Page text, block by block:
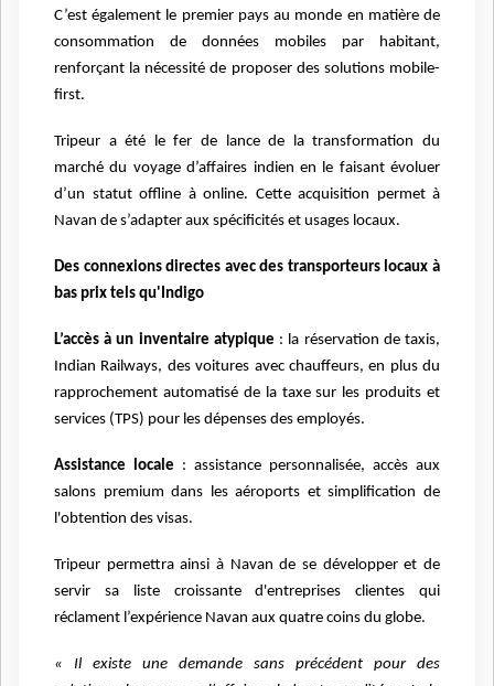
C’est également le premier pays au monde en matière de
consommation de données mobiles par habitant,
renforçant la nécessité de proposer des solutions mobile-
first.
Tripeur a été le fer de lance de la transformation du
marché du voyage d’affaires indien en le faisant évoluer
d’un statut offline à online. Cette acquisition permet à
Navan de s’adapter aux spécificités et usages locaux.
Des connexions directes avec des transporteurs locaux à
bas prix tels qu'Indigo
L’accès à un inventaire atypique : la réservation de taxis,
Indian Railways, des voitures avec chauffeurs, en plus du
rapprochement automatisé de la taxe sur les produits et
services (TPS) pour les dépenses des employés.
Assistance locale : assistance personnalisée, accès aux
salons premium dans les aéroports et simplification de
l'obtention des visas.
Tripeur permettra ainsi à Navan de se développer et de
servir sa liste croissante d'entreprises clientes qui
réclament l’expérience Navan aux quatre coins du globe.
« Il existe une demande sans précédent pour des